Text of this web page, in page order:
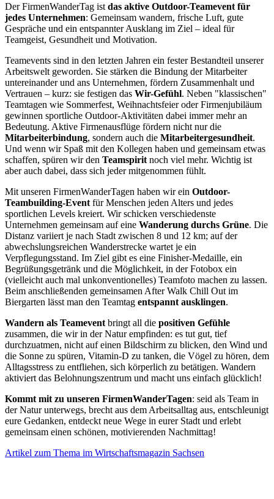
Der FirmenWanderTag ist das aktive Outdoor-Teamevent für
jedes Unternehmen: Gemeinsam wandern, frische Luft, gute
Gespräche und ein entspannter Ausklang im Ziel – ideal für
Teamgeist, Gesundheit und Motivation.
Teamevents sind in den letzten Jahren ein fester Bestandteil unserer
Arbeitswelt geworden. Sie stärken die Bindung der Mitarbeiter
untereinander und ans Unternehmen, fördern Zusammenhalt und
Vertrauen – kurz: sie festigen das Wir-Gefühl. Neben "klassischen"
Teamtagen wie Sommerfest, Weihnachtsfeier oder Firmenjubiläum
gewinnen sportliche Outdoor-Aktivitäten dabei immer mehr an
Bedeutung. Aktive Firmenausflüge fördern nicht nur die
Mitarbeiterbindung, sondern auch die Mitarbeitergesundheit.
Und wenn wir Spaß mit den Kollegen haben und gemeinsam etwas
schaffen, spüren wir den Teamspirit noch viel mehr. Wichtig ist
aber auch dabei, dass sich jeder mitgenommen fühlt.
Mit unseren FirmenWanderTagen haben wir ein Outdoor-
Teambuilding-Event für Menschen jeden Alters und jedes
sportlichen Levels kreiert. Wir schicken verschiedenste
Unternehmen gemeinsam auf eine Wanderung durchs Grüne. Die
Distanz variiert je nach Stadt zwischen 8 und 12 km; auf der
abwechslungsreichen Wanderstrecke wartet je ein
Verpflegungsstand. Im Ziel gibt es eine Finisher-Medaille, ein
Begrüßungsgetränk und die Möglichkeit, in der Fotobox ein
(vielleicht auch mal unkonventionelles) Teamfoto machen zu lassen.
Beim anschließenden gemeinsamen After Walk Chill Out im
Biergarten lässt man den Teamtag entspannt ausklingen.
Wandern als Teamevent bringt all die positiven Gefühle
zusammen, die wir in der Natur empfinden: es tut gut, tief
durchzuatmen, nicht auf einen Bildschirm zu blicken, den Wind und
die Sonne zu spüren, Vitamin-D zu tanken, die Vögel zu hören, dem
Alltagsstress zu entfliehen, sich körperlich zu betätigen. Wandern
aktiviert das Belohnungszentrum und macht uns einfach glücklich!
Kommt mit zu unseren FirmenWanderTagen: seid als Team in
der Natur unterwegs, brecht aus dem Arbeitsalltag aus, entschleunigt
eure Gedanken, entdeckt neue Wege in eurer Stadt und erlebt
gemeinsam einen schönen, motivierenden Nachmittag!
Artikel zum Thema im Wirtschaftsmagazin Sachsen